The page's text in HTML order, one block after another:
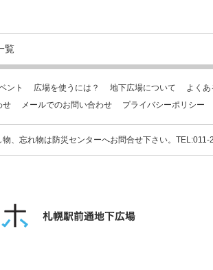
覧
ント 広場を使うには？ 地下広場について
よく
せ
メールでのお問い合わせ プライバシーポリシー
、忘れ物は防災センターへお問合せ下さい。